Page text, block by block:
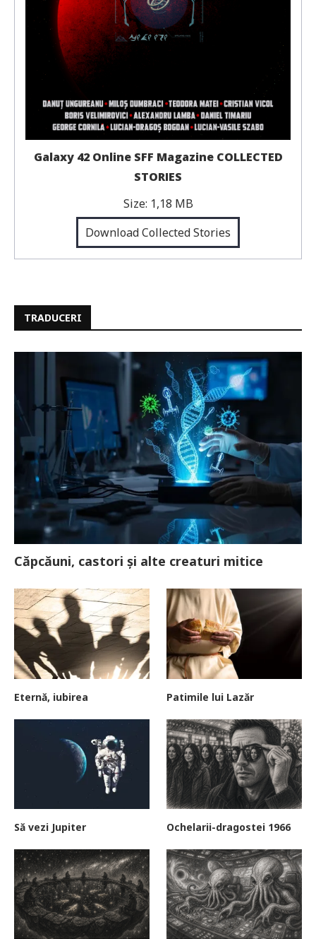
Galaxy 42 Online SFF Magazine COLLECTED
STORIES
Size: 1,18 MB
Download Collected Stories
TRADUCERI
Căpcăuni, castori și alte creaturi mitice
Eternă, iubirea Patimile lui Lazăr
Să vezi Jupiter Ochelarii-dragostei 1966